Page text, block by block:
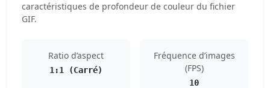
caractéristiques de profondeur de couleur du fichier
GIF.
Ratio d’aspect
1:1 (Carré)
Fréquence d’images
(FPS)
10